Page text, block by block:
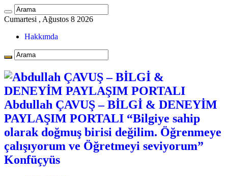
Cumartesi , Ağustos 8 2026
Hakkımda
Abdullah ÇAVUŞ – BİLGİ & DENEYİM
PAYLAŞIM PORTALI “Bilgiye sahip
olarak doğmuş birisi değilim. Öğrenmeye
çalışıyorum ve Öğretmeyi seviyorum”
Konfüçyüs